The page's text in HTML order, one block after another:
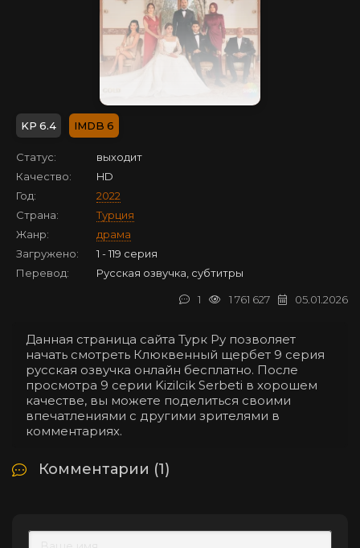
6.4 6
Статус:
выходит
Качество:
HD
Год:
2022
Страна:
Турция
Жанр:
драма
Загружено:
1 - 119 серия
Перевод:
Русская озвучка, субтитры
05.01.2026
1 761 627
1
Данная страница сайта Турк Ру позволяет
начать смотреть Клюквенный щербет 9 серия
русская озвучка онлайн бесплатно. После
просмотра 9 серии Kizilcik Serbeti в хорошем
качестве, вы можете поделиться своими
впечатлениями с другими зрителями в
комментариях.
Комментарии (1)